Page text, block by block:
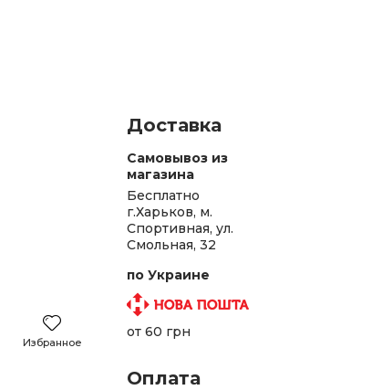
Избранное
Доставка
Самовывоз из
магазина
Бесплатно
г.Харьков, м.
Спортивная, ул.
Смольная, 32
по Украине
от 60 грн
Оплата